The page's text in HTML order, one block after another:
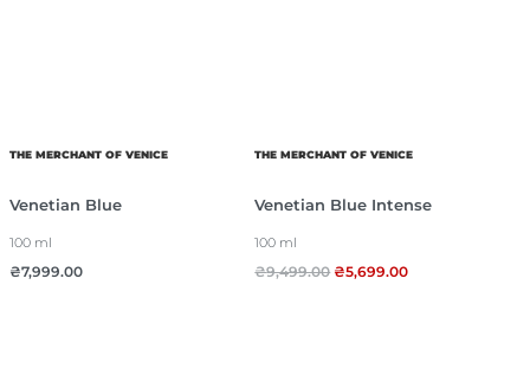
THE MERCHANT OF VENICE
Venetian Blue
100 ml
₴7,999.00
THE MERCHANT OF VENICE
Venetian Blue Intense
100 ml
₴9,499.00 ₴5,699.00